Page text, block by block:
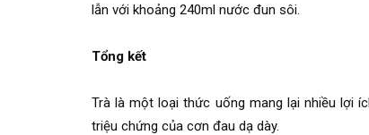
lẫn với khoảng 240ml nước đun sôi.
Tổng kết
Trà là một loại thức uống mang lại nhiều lợi
triệu chứng của cơn đau dạ dày.